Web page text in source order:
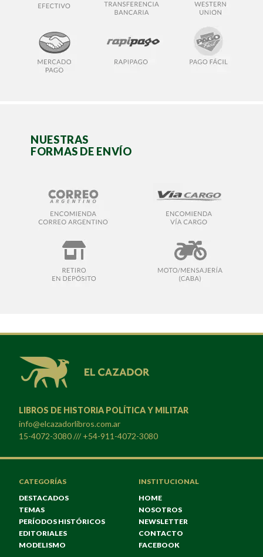
NUESTRAS
FORMAS DE ENVÍO
LIBROS DE HISTORIA POLÍTICA Y MILITAR
info@elcazadorlibros.com.ar
15-4072-3080 /// +54-911-4072-3080
CATEGORÍAS
DESTACADOS
TEMAS
PERÍODOS HISTÓRICOS
EDITORIALES
MODELISMO
INSTITUCIONAL
HOME
NOSOTROS
NEWSLETTER
CONTACTO
FACEBOOK